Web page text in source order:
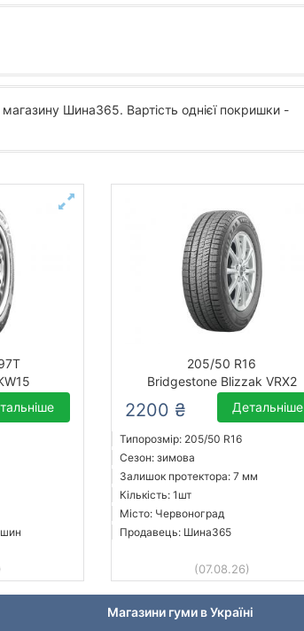
магазину Шина365. Вартість однієї покришки -
205/50 R16
Bridgestone Blizzak VRX2
2200 ₴ Детальніше
Типорозмір: 205/50 R16
Сезон: зимова
Залишок протектора: 7 мм
Кількість: 1шт
Місто: Червоноград
Продавець: Шина365
(07.08.26)
Магазини гуми в Україні